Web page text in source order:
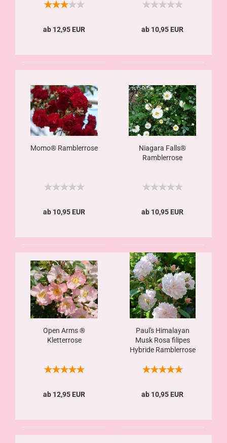
ab 12,95 EUR ab 10,95 EUR
Momo® Ramblerrose
ab 10,95 EUR
Niagara Falls®
Ramblerrose
ab 10,95 EUR
Open Arms ®
Kletterrose
ab 12,95 EUR
Paul's Himalayan
Musk Rosa filipes
Hybride Ramblerrose
ab 10,95 EUR